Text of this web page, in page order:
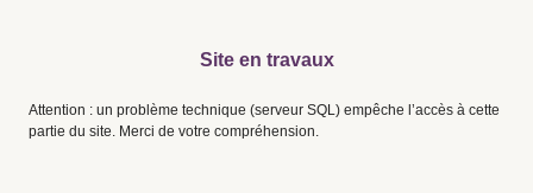
Site en travaux
Attention : un problème technique (serveur SQL) empêche l’accès à cette
partie du site. Merci de votre compréhension.